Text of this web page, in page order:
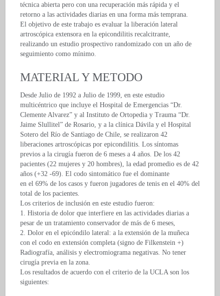
técnica abierta pero con una recuperación más rápida y el
retorno a las actividades diarias en una forma más temprana.
El objetivo de este trabajo es evaluar la liberación lateral
artroscópica extensora en la epicondilitis recalcitrante,
realizando un estudio prospectivo randomizado con un año de
seguimiento como mínimo.
MATERIAL Y METODO
Desde Julio de 1992 a Julio de 1999, en este estudio
multicéntrico que incluye el Hospital de Emergencias “Dr.
Clemente Alvarez” y al Instituto de Ortopedia y Trauma “Dr.
Jaime Slullitel” de Rosario, y a la clínica Dávila y el Hospital
Sotero del Río de Santiago de Chile, se realizaron 42
liberaciones artroscópicas por epicondilitis. Los síntomas
previos a la cirugía fueron de 6 meses a 4 años. De los 42
pacientes (22 mujeres y 20 hombres), la edad promedio es de 42
años (+32 -69). El codo sintomático fue el dominante
en el 69% de los casos y fueron jugadores de tenis en el 40% del
total de los pacientes.
Los criterios de inclusión en este estudio fueron:
1. Historia de dolor que interfiere en las actividades diarias a
pesar de un tratamiento conservador de más de 6 meses,
2. Dolor en el epicóndilo lateral: a la extensión de la muñeca
con el codo en extensión completa (signo de Filkenstein +)
Radiografía, análisis y electromiograma negativas. No tener
cirugía previa en la zona.
Los resultados de acuerdo con el criterio de la UCLA son los
siguientes: